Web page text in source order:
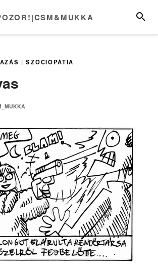
|SZOCIOPÁTIA